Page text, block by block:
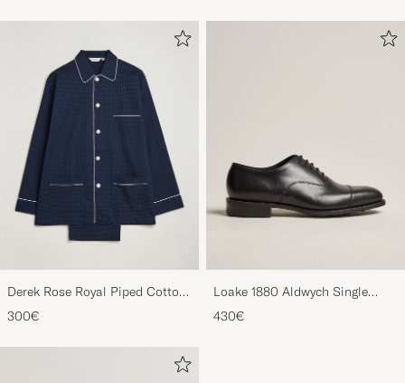
Derek Rose Royal Piped Cotton
Pyjama Set Navy
300€
Loake 1880 Aldwych Single
Oxford Black Calf
430€